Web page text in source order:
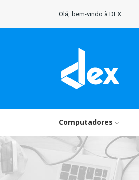
Olá, bem-vindo à DEX
Computadores